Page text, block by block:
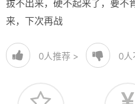
拔不出来，硬不起来了，要不
来，下次再战
0人推荐 > 0人